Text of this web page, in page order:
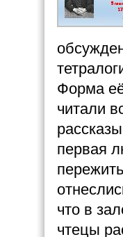
Форма
читали
первая
что в
чтецы